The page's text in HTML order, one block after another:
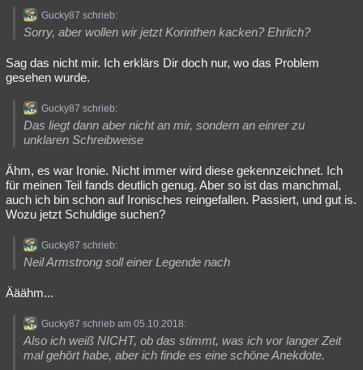
Gucky87 schrieb:
Sorry, aber wollen wir jetzt Korinthen kacken? Ehrlich?
Sag das nicht mir. Ich erklärs Dir doch nur, wo das Problem
gesehen wurde.
Gucky87 schrieb:
Das liegt dann aber nicht an mir, sondern an einrer zu
unklaren Schreibweise
Ähm, es war Ironie. Nicht immer wird diese gekennzeichnet. Ich
für meinen Teil fands deutlich genug. Aber so ist das manchmal,
auch ich bin schon auf Ironisches reingefallen. Passiert, und gut is.
Wozu jetzt Schuldige suchen?
Gucky87 schrieb:
Neil Armstrong soll einer Legende nach
Ääähm...
Gucky87 schrieb am 05.10.2018:
Also ich weiß NICHT, ob das stimmt, was ich vor langer Zeit
mal gehört habe, aber ich finde es eine schöne Anekdote.